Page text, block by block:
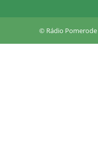
a
© Rádio